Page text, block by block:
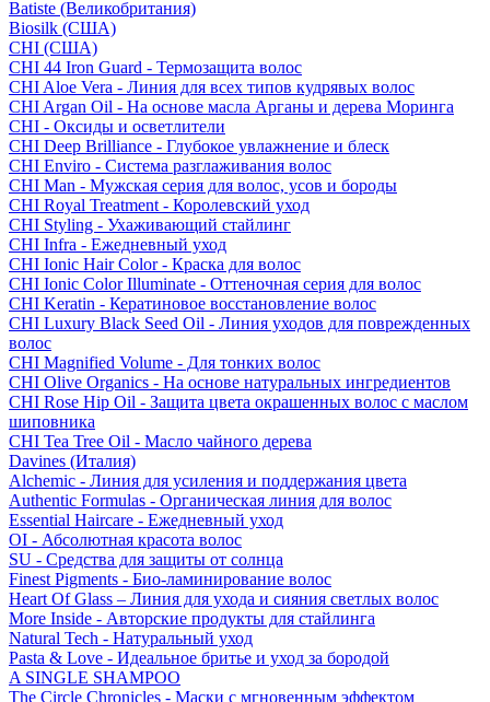
Batiste (Великобритания)
Biosilk (США)
CHI (США)
CHI 44 Iron Guard - Термозащита волос
CHI Aloe Vera - Линия для всех типов кудрявых волос
CHI Argan Oil - На основе масла Арганы и дерева Моринга
CHI - Оксиды и осветлители
CHI Deep Brilliance - Глубокое увлажнение и блеск
CHI Enviro - Система разглаживания волос
CHI Man - Мужская серия для волос, усов и бороды
CHI Royal Treatment - Королевский уход
CHI Styling - Ухаживающий стайлинг
CHI Infra - Ежедневный уход
CHI Ionic Hair Color - Краска для волос
CHI Ionic Color Illuminate - Оттеночная серия для волос
CHI Keratin - Кератиновое восстановление волос
CHI Luxury Black Seed Oil - Линия уходов для поврежденных
волос
CHI Magnified Volume - Для тонких волос
CHI Olive Organics - На основе натуральных ингредиентов
CHI Rose Hip Oil - Защита цвета окрашенных волос с маслом
шиповника
CHI Tea Tree Oil - Масло чайного дерева
Davines (Италия)
Alchemic - Линия для усиления и поддержания цвета
Authentic Formulas - Органическая линия для волос
Essential Haircare - Eжедневный уход
OI - Абсолютная красота волос
SU - Средства для защиты от солнца
Finest Pigments - Био-ламинирование волос
Heart Of Glass – Линия для ухода и сияния светлых волос
More Inside - Авторские продукты для стайлинга
Natural Tech - Натуральный уход
Pasta & Love - Идеальное бритье и уход за бородой
A SINGLE SHAMPOO
The Circle Chronicles - Маски с мгновенным эффектом